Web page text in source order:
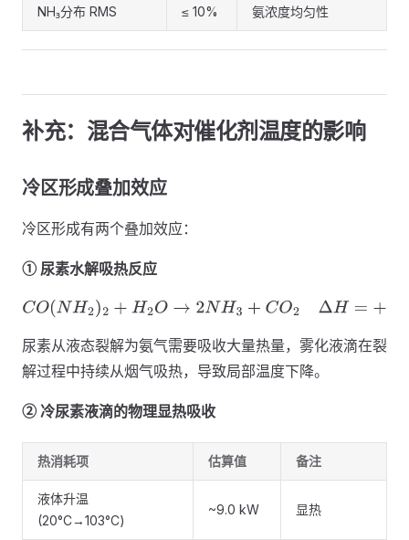
NH₃分布 RMS ≤ 10% 氨浓度均匀性
补充：混合气体对催化剂温度的影响
冷区形成叠加效应
冷区形成有两个叠加效应：
① 尿素水解吸热反应
CO(NH2) 2+ H2O→ 2N H3+CO 2Δ H=+150 kJ/mol
尿素从液态裂解为氨气需要吸收大量热量，雾化液滴在裂
解过程中持续从烟气吸热，导致局部温度下降。
② 冷尿素液滴的物理显热吸收
热消耗项 估算值 备注
液体升温
(20°C→103°C)
~9.0 kW 显热